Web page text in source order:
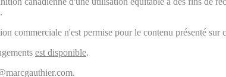
commerciale n'est permise pour le contenu présenté sur
est disponible.